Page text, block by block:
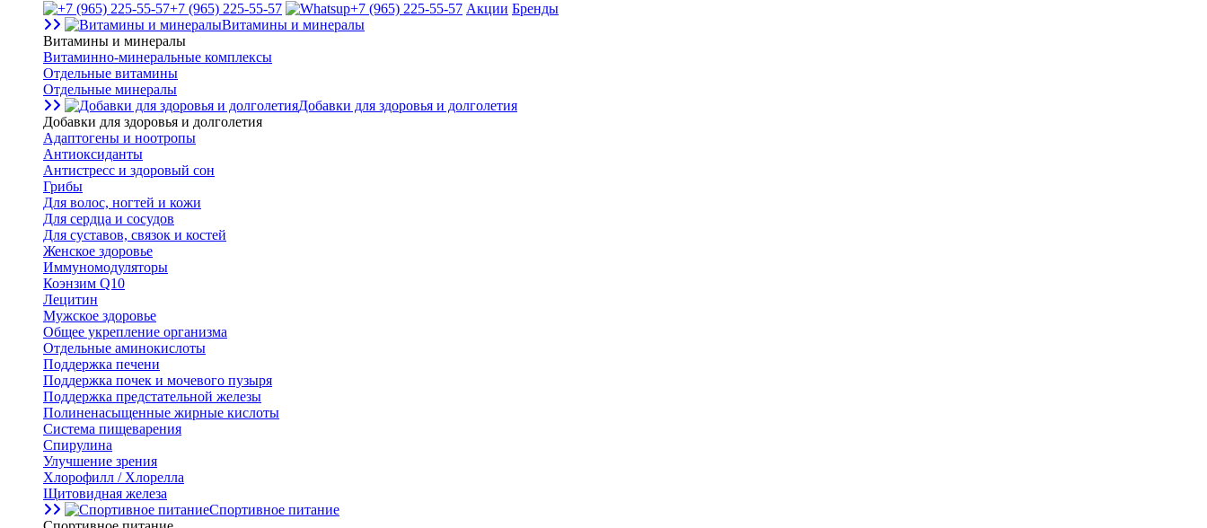
+7 (965) 225-55-57 +7 (965) 225-55-57 Акции Бренды
Витамины и минералы
Витамины и минералы
Витаминно-минеральные комплексы
Отдельные витамины
Отдельные минералы
Добавки для здоровья и долголетия
Добавки для здоровья и долголетия
Адаптогены и ноотропы
Антиоксиданты
Антистресс и здоровый сон
Грибы
Для волос, ногтей и кожи
Для сердца и сосудов
Для суставов, связок и костей
Женское здоровье
Иммуномодуляторы
Коэнзим Q10
Лецитин
Мужское здоровье
Общее укрепление организма
Отдельные аминокислоты
Поддержка печени
Поддержка почек и мочевого пузыря
Поддержка предстательной железы
Полиненасыщенные жирные кислоты
Система пищеварения
Спирулина
Улучшение зрения
Хлорофилл / Хлорелла
Щитовидная железа
Спортивное питание